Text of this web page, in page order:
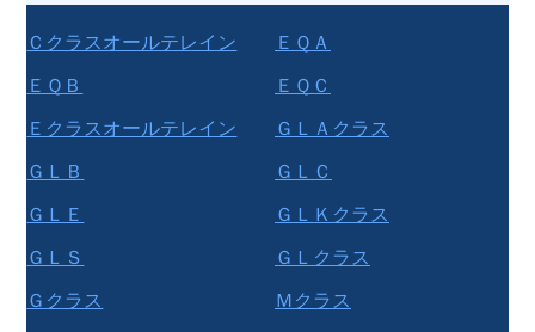
Ｃクラスオールテレイン ＥＱＡ
ＥＱＢ ＥＱＣ
Ｅクラスオールテレイン ＧＬＡクラス
ＧＬＢ ＧＬＣ
ＧＬＥ ＧＬＫクラス
ＧＬＳ ＧＬクラス
Ｇクラス Ｍクラス